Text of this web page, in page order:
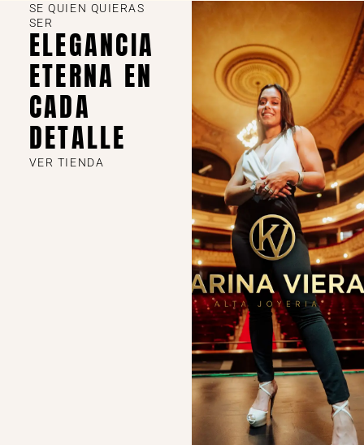
SE QUIEN QUIERAS
SER
ELEGANCIA
ETERNA EN
CADA
DETALLE
VER TIENDA